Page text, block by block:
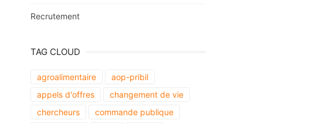
Recrutement
TAG CLOUD
agroalimentaire
aop-pribil
appels d'offres
changement de vie
chercheurs
commande publique